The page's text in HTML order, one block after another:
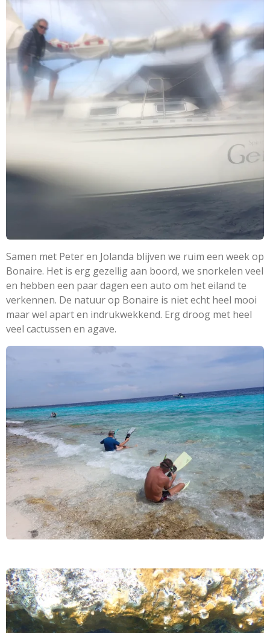
Samen met Peter en Jolanda blijven we ruim een week op
Bonaire. Het is erg gezellig aan boord, we snorkelen veel
en hebben een paar dagen een auto om het eiland te
verkennen. De natuur op Bonaire is niet echt heel mooi
maar wel apart en indrukwekkend. Erg droog met heel
veel cactussen en agave.